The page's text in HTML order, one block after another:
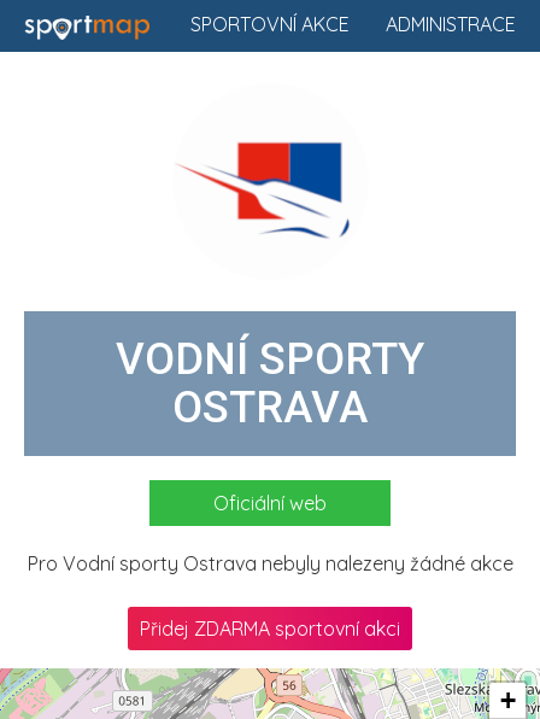
ADMINISTRACE
SPORTOVNÍ AKCE
VODNÍ SPORTY
OSTRAVA
Oficiální web
Pro Vodní sporty Ostrava nebyly nalezeny žádné akce
Přidej ZDARMA sportovní akci
+